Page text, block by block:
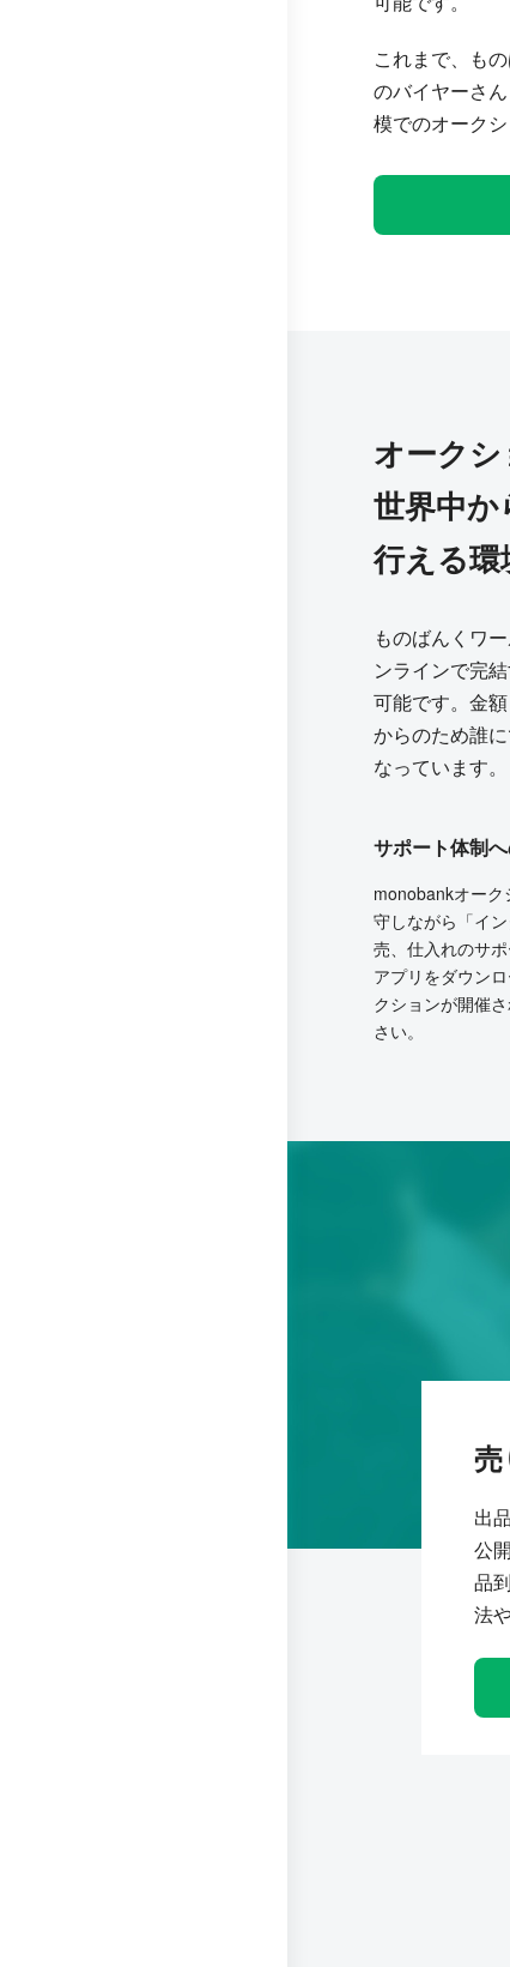
これまで、も
のバイヤーさ
模でのオークシ
オークシ
世界中か
行える環
ものばんくワ
ンラインで完
可能です。金
からのため誰
なっています。
サポート体制
monobankオーク
守しながら「イ
売、仕入れのサ
アプリをダウン
クションが開催
さい。
出
公
品
法